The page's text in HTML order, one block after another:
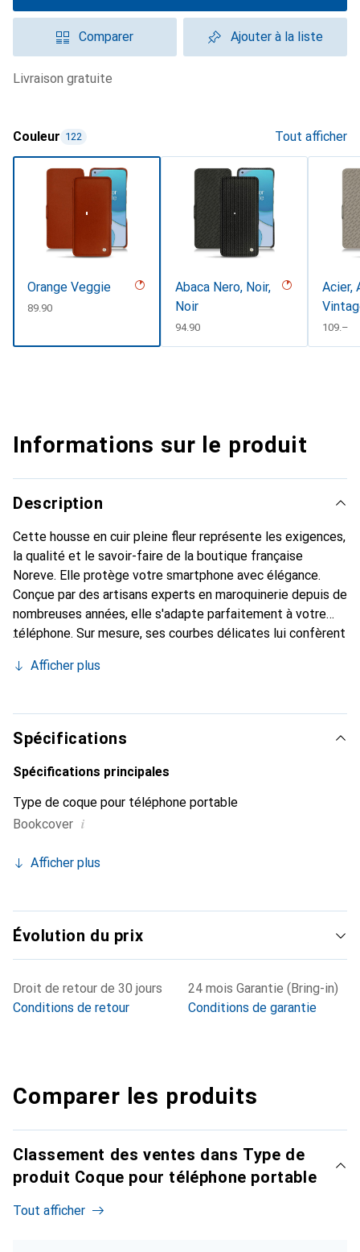
Comparer Ajouter à la liste
livraison gratuite
Couleur 122 Tout afficher
Orange Veggie
CHF
89.90
Abaca Nero, Noir,
Noir
CHF
94.90
Acier,
CHF
109.–
Informations sur le produit
Description
Cette housse en cuir pleine fleur représente les exigences,
la qualité et le savoir-faire de la boutique française
Noreve. Elle protège votre smartphone avec élégance.
Conçue par des artisans experts en maroquinerie depuis de
nombreuses années, elle s'adapte parfaitement à votre
téléphone. Sur mesure, ses courbes délicates lui confèrent
et indispensable pour votre smartphone. Reconnaître
marque Noreve est un choix sûr pour une clientèle
exigeante.
Afficher plus
Spécifications
Spécifications principales
Type de coque pour téléphone portable
Bookcover i
Afficher plus
Évolution du prix
Droit de retour de 30 jours
Conditions de retour
24 mois Garantie (Bring-in)
Conditions de garantie
Comparer les produits
Classement des ventes dans Type de
produit Coque pour téléphone portable
Tout afficher